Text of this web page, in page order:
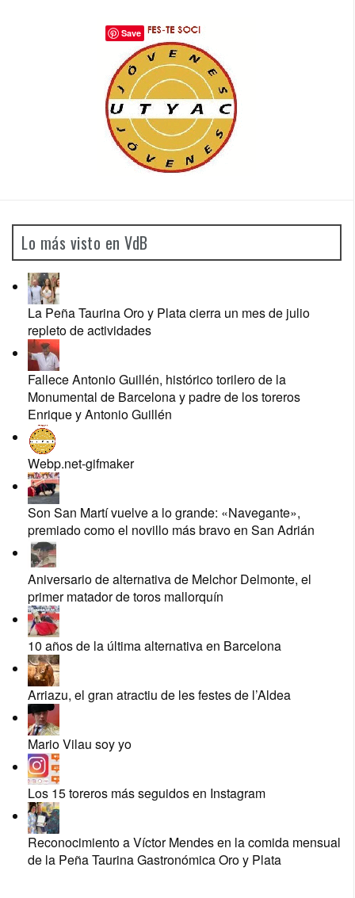
Lo más visto en VdB
La Peña Taurina Oro y Plata cierra un mes de julio
repleto de actividades
Fallece Antonio Guillén, histórico torilero de la
Monumental de Barcelona y padre de los toreros
Enrique y Antonio Guillén
Webp.net-gifmaker
Son San Martí vuelve a lo grande: «Navegante»,
premiado como el novillo más bravo en San Adrián
Aniversario de alternativa de Melchor Delmonte, el
primer matador de toros mallorquín
10 años de la última alternativa en Barcelona
Arriazu, el gran atractiu de les festes de l’Aldea
Mario Vilau soy yo
Los 15 toreros más seguidos en Instagram
Reconocimiento a Víctor Mendes en la comida mensual
de la Peña Taurina Gastronómica Oro y Plata
Save